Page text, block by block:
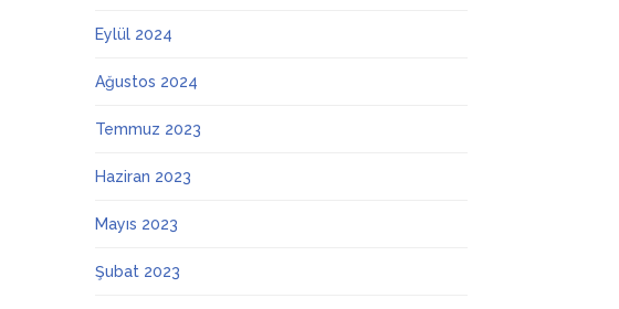
Eylül 2024
Ağustos 2024
Temmuz 2023
Haziran 2023
Mayıs 2023
Şubat 2023